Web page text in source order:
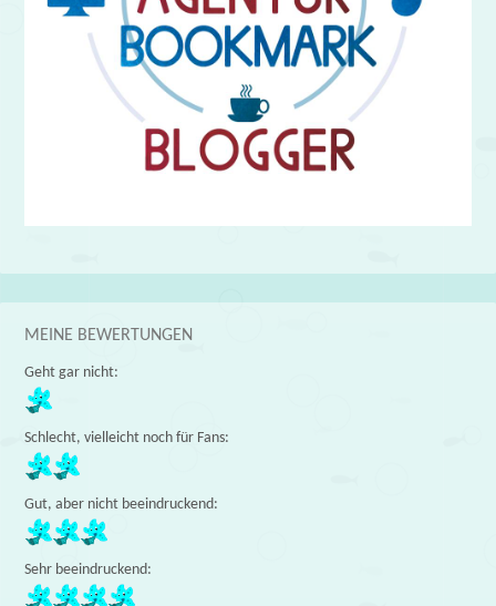
MEINE BEWERTUNGEN
Geht gar nicht:
Schlecht, vielleicht noch für Fans:
Gut, aber nicht beeindruckend:
Sehr beeindruckend: